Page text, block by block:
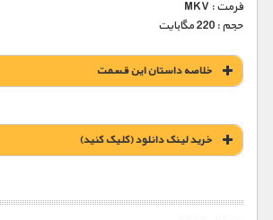
فرمت : MKV
حجم : 220 مگابایت
خلاصه داستان این قسمت
خريد لينک دانلود (کليک کنيد)
1900 تومان – خريد لينک دانلود (افزودن به سبد خريد)